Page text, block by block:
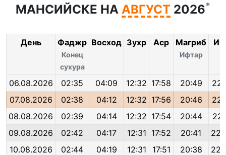
МАНСИЙСКЕ НА АВГУСТ 2026*
День Фаджр
Конец
сухура
Восход Зухр Аср Магриб
Ифтар
06.08.2026 02:35 04:09 12:32 17:58 20:49
07.08.2026
02:38 04:12 12:32 17:56 20:46
08.08.2026
02:39 04:14 12:32 17:54 20:44
09.08.2026
02:42 04:17 12:31 17:52 20:41
10.08.2026
02:44 04:19 12:31 17:51 20:38